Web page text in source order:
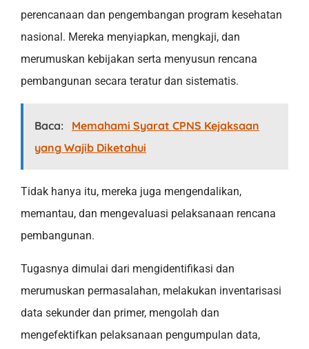
perencanaan dan pengembangan program kesehatan
nasional. Mereka menyiapkan, mengkaji, dan
merumuskan kebijakan serta menyusun rencana
pembangunan secara teratur dan sistematis.
Baca:
Memahami Syarat CPNS Kejaksaan
yang Wajib Diketahui
Tidak hanya itu, mereka juga mengendalikan,
memantau, dan mengevaluasi pelaksanaan rencana
pembangunan.
Tugasnya dimulai dari mengidentifikasi dan
merumuskan permasalahan, melakukan inventarisasi
data sekunder dan primer, mengolah dan
mengefektifkan pelaksanaan pengumpulan data,